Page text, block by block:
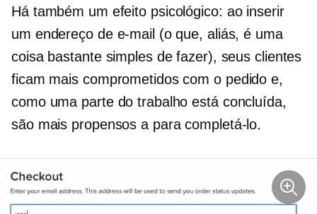
Há também um efeito psicológico: ao inserir
um endereço de e-mail (o que, aliás, é uma
coisa bastante simples de fazer), seus clientes
ficam mais comprometidos com o pedido e,
como uma parte do trabalho está concluída,
são mais propensos a para completá-lo.